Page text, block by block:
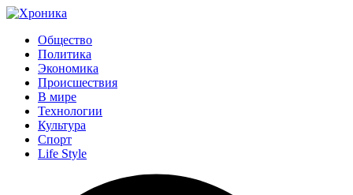
Общество
Политика
Экономика
Происшествия
В мире
Технологии
Культура
Спорт
Life Style